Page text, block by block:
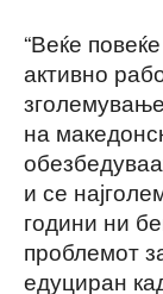
“Веќе
активно
на
и се
години ни
проблемот
едуциран